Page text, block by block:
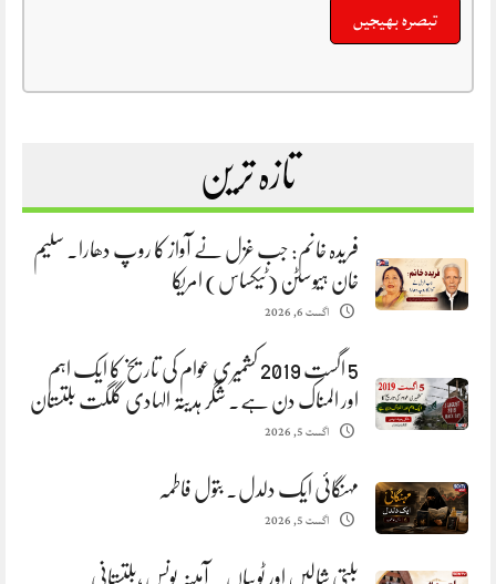
تازہ ترین
فریدہ خانم: جب غزل نے آواز کا روپ دھارا. سلیم
خان ہیوسٹن (ٹیکساس) امریکا
اگست 6, 2026
5 اگست 2019 کشمیری عوام کی تاریخ کا ایک اہم
اور المناک دن ہے. شگر ہدیتہ الہادی گلگت بلتستان
اگست 5, 2026
مہنگائی ایک دلدل. بتول فاطمہ
اگست 5, 2026
بلتی شالیں اور ٹوپیاں . آمینہ یونس ،بلتستانی